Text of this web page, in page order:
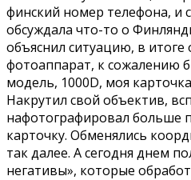
финский номер телефона, и
обсуждала что-то о
объяснил ситуацию, в
фотоаппарат, к сожалению
модель, 1000D, моя
Накрутил свой объектив,
нафотографировал больше
карточку. Обменялись
так далее. А сегодня днем
негативы», которые